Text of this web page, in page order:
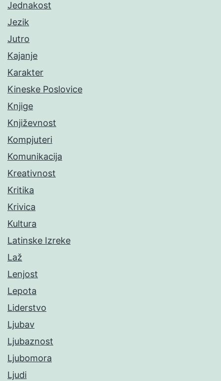
Jednakost
Jezik
Jutro
Kajanje
Karakter
Kineske Poslovice
Knjige
Književnost
Kompjuteri
Komunikacija
Kreativnost
Kritika
Krivica
Kultura
Latinske Izreke
Laž
Lenjost
Lepota
Liderstvo
Ljubav
Ljubaznost
Ljubomora
Ljudi